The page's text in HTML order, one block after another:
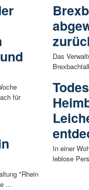
für
"Rhein
...
Das
In einer
leblose